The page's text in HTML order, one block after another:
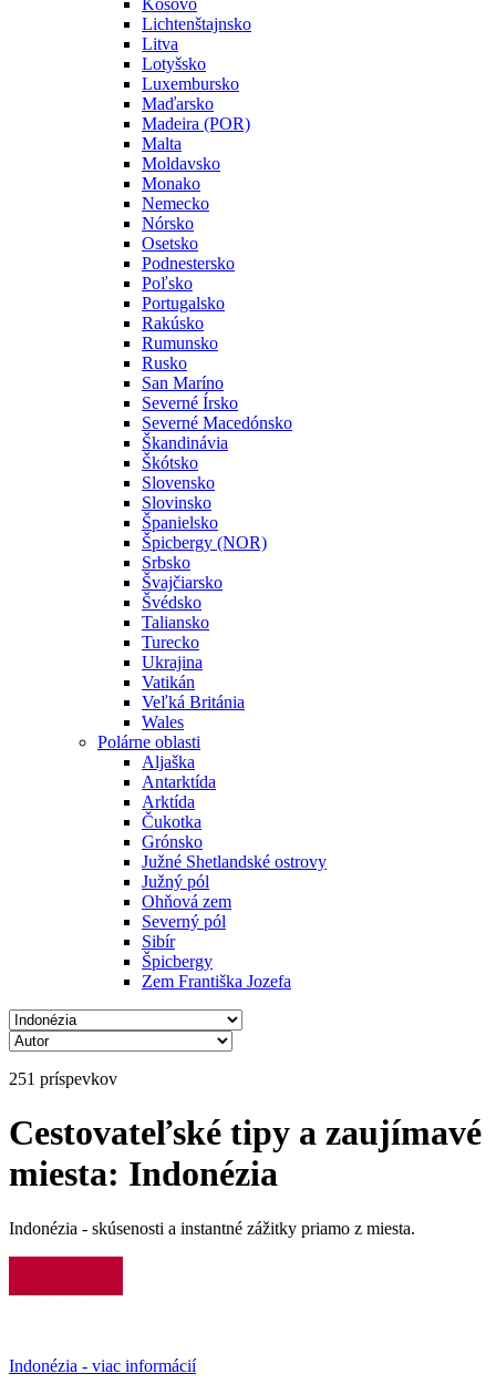
Kosovo
Lichtenštajnsko
Litva
Lotyšsko
Luxembursko
Maďarsko
Madeira (POR)
Malta
Moldavsko
Monako
Nemecko
Nórsko
Osetsko
Podnestersko
Poľsko
Portugalsko
Rakúsko
Rumunsko
Rusko
San Maríno
Severné Írsko
Severné Macedónsko
Škandinávia
Škótsko
Slovensko
Slovinsko
Španielsko
Špicbergy (NOR)
Srbsko
Švajčiarsko
Švédsko
Taliansko
Turecko
Ukrajina
Vatikán
Veľká Británia
Wales
Polárne oblasti
Aljaška
Antarktída
Arktída
Čukotka
Grónsko
Južné Shetlandské ostrovy
Južný pól
Ohňová zem
Severný pól
Sibír
Špicbergy
Zem Františka Jozefa
251 príspevkov
Cestovateľské tipy a zaujímavé
miesta: Indonézia
Indonézia - skúsenosti a instantné zážitky priamo z miesta.
Indonézia - viac informácií